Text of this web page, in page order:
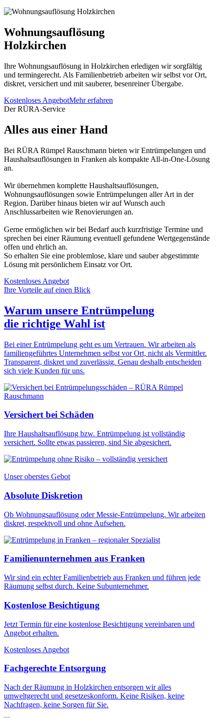
Wohnungsauflösung
Holzkirchen
Ihre Wohnungsauflösung in Holzkirchen erledigen wir sorgfältig
und termingerecht. Als Familienbetrieb arbeiten wir selbst vor Ort,
diskret, versichert und mit sauberer, besenreiner Übergabe.
Kostenloses AngebotMehr erfahren
Der RÜRA-Service
Alles aus einer Hand
Bei RÜRA Rümpel Rauschmann bieten wir Entrümpelungen und
Haushaltsauflösungen in Franken als kompakte All-in-One-Lösung
an.
Wir übernehmen komplette Haushaltsauflösungen,
Wohnungsauflösungen sowie Entrümpelungen aller Art in der
Region. Darüber hinaus bieten wir auf Wunsch auch
Anschlussarbeiten wie Renovierungen an.
Gerne ermöglichen wir bei Bedarf auch kurzfristige Termine und
sprechen bei einer Räumung eventuell gefundene Wertgegenstände
offen und ehrlich an.
So erhalten Sie eine problemlose, klare und sauber abgestimmte
Lösung mit persönlichem Einsatz vor Ort.
Kostenloses Angebot
Ihre Vorteile auf einen Blick
Warum unsere Entrümpelung
die richtige Wahl ist
Bei einer Entrümpelung geht es um Vertrauen. Wir arbeiten als
familiengeführtes Unternehmen selbst vor Ort, nicht als Vermittler.
Transparent, diskret und zuverlässig. Genau deshalb entscheiden
sich viele Kunden für uns.
Versichert bei Schäden
Ihre Haushaltsauflösung bzw. Entrümpelung ist vollständig
versichert. Sollte etwas passieren, sind Sie abgesichert.
Unser oberstes Gebot
Absolute Diskretion
Ob Wohnungsauflösung oder Messie-Entrümpelung. Wir arbeiten
diskret, respektvoll und ohne Aufsehen.
Familienunternehmen aus Franken
Wir sind ein echter Familienbetrieb aus Franken und führen jede
Räumung selbst durch. Keine Subunternehmer.
Kostenlose Besichtigung
Jetzt Termin für eine kostenlose Besichtigung vereinbaren und
Angebot erhalten.
Kostenloses Angebot
Fachgerechte Entsorgung
Nach der Räumung in Holzkirchen entsorgen wir alles
umweltgerecht und gesetzeskonform. Keine Risiken, keine
Nachfragen, keine Sorgen für Sie.